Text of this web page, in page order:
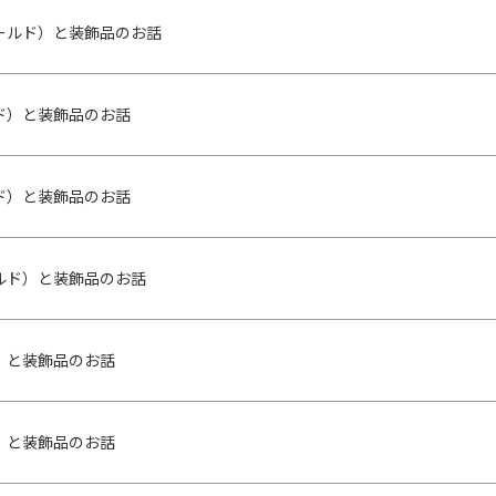
ド）と装飾品のお話
）と装飾品のお話
）と装飾品のお話
）と装飾品のお話
と装飾品のお話
と装飾品のお話